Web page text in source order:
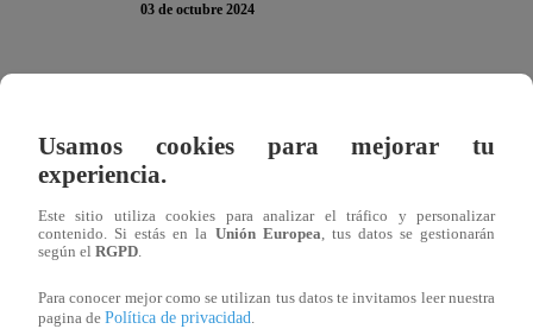
03 de octubre 2024
respeto?”, manifestó.
Techi quedó bastante sorprendida con el asunto y sin
antiguo, prefería no mencionarlo”,
he estado mandando cosas con él, metiéndolo a tu
Usamos cookies para mejorar tu
experiencia.
Este sitio utiliza cookies para analizar el tráfico y personalizar
contenido. Si estás en la Unión Europea, tus datos se gestionarán
según el RGPD.
Para conocer mejor como se utilizan tus datos te invitamos leer nuestra
pagina de Política de privacidad.